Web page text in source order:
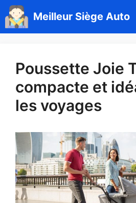
Aller
au
contenu
Meilleur Siège Auto
Poussette Joie
compacte et
les voyages